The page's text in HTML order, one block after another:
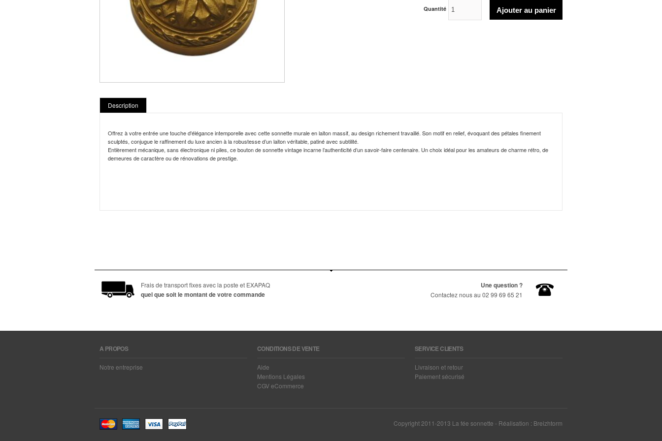
Quantité
Description
Offrez à votre entrée une touche d'élégance intemporelle avec cette sonnette murale en laiton massif, au design richement travaillé. Son motif en relief, évoquant des pétales finement
sculptés, conjugue le raffinement du luxe ancien à la robustesse d’un laiton véritable, patiné avec subtilité.
Entièrement mécanique, sans électronique ni piles, ce bouton de sonnette vintage incarne l’authenticité d’un savoir-faire centenaire. Un choix idéal pour les amateurs de charme rétro, de
demeures de caractère ou de rénovations de prestige.
Frais de transport fixes avec la poste et EXAPAQ
quel que soit le montant de votre commande
Une question ?
Contactez nous au 02 99 69 65 21
A PROPOS
Notre entreprise
CONDITIONS DE VENTE
Aide
Mentions Légales
CGV eCommerce
SERVICE CLIENTS
Livraison et retour
Paiement sécurisé
Copyright 2011-2013 La fée sonnette - Réalisation : Breizhtorm